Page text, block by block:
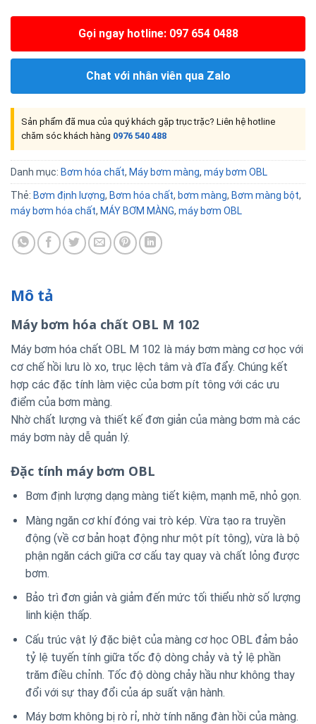
Gọi ngay hotline: 097 654 0488
Chat với nhân viên qua Zalo
Sản phẩm đã mua của quý khách gặp trục trặc? Liên hệ hotline
chăm sóc khách hàng 0976 540 488
Danh mục: Bơm hóa chất, Máy bơm màng, máy bơm OBL
Thẻ: Bơm định lượng, Bơm hóa chất, bơm màng, Bơm màng bột,
máy bơm hóa chất, MÁY BƠM MÀNG, máy bơm OBL
Mô tả
Máy bơm hóa chất OBL M 102
Máy bơm hóa chất OBL M 102 là máy bơm màng cơ học với
cơ chế hồi lưu lò xo, trục lệch tâm và đĩa đẩy. Chúng kết
hợp các đặc tính làm việc của bơm pít tông với các ưu
điểm của bơm màng.
Nhờ chất lượng và thiết kế đơn giản của màng bơm mà các
máy bơm này dễ quản lý.
Đặc tính máy bơm OBL
Bơm định lượng dạng màng tiết kiệm, mạnh mẽ, nhỏ gọn.
Màng ngăn cơ khí đóng vai trò kép. Vừa tạo ra truyền
động (về cơ bản hoạt động như một pít tông), vừa là bộ
phận ngăn cách giữa cơ cấu tay quay và chất lỏng được
bơm.
Bảo trì đơn giản và giảm đến mức tối thiểu nhờ số lượng
linh kiện thấp.
Cấu trúc vật lý đặc biệt của màng cơ học OBL đảm bảo
tỷ lệ tuyến tính giữa tốc độ dòng chảy và tỷ lệ phần
trăm điều chỉnh. Tốc độ dòng chảy hầu như không thay
đổi với sự thay đổi của áp suất vận hành.
Máy bơm không bị rò rỉ, nhờ tính năng đàn hồi của màng.